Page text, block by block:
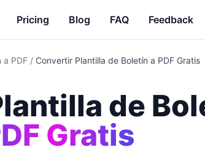
Pricing Blog FAQ Feedback
a PDF / Convertir Plantilla de Boletín a PDF Gratis
de
Gratis